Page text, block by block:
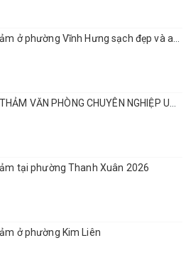
Dịch vụ giặt thảm ở phường Vĩnh Hưng sạch đẹp và an toàn 2026
DỊCH VỤ GIẶT THẢM VĂN PHÒNG CHUYÊN NGHIỆP UY TÍN GIÁ RẺ(GIÁ TỪ 5K/ 1M2) TẠI HÀ NỘI
tại phường Thanh Xuân 2026
ở phường Kim Liên